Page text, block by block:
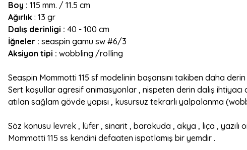
Boy : 115 mm. / 11.5 cm
Ağırlık : 13 gr
Dalış derinligi : 40 - 100 cm
İğneler : seaspin gamu sw #6/3
Aksiyon tipi : wobbling /rolling
Seaspin Mommotti 115 sf modelinin başarısını takiben daha
Sert koşullar agresif animasyonlar , nispeten derin dalış ihtiyacı
atılan sağlam gövde yapısı , kusursuz tekrarlı yalpalanma
Söz konusu levrek , lüfer , sinarit , barakuda , akya , liça ,
Mommotti 115 ss kendini defaaten ispatlamış bir yemdir .